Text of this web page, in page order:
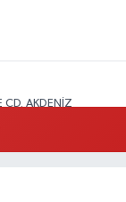
CD. AKDENİZ